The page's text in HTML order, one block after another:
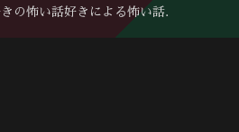
の怖い話好きによる怖い話.